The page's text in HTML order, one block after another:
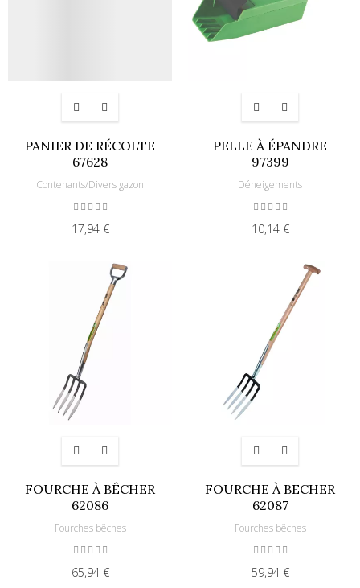
PANIER DE RÉCOLTE
67628
Contenants/Divers gazon
17,94 €
PELLE À ÉPANDRE
97399
Déneigements
10,14 €
FOURCHE À BÊCHER
62086
Fourches bêches
65,94 €
FOURCHE À BECHER
62087
Fourches bêches
59,94 €